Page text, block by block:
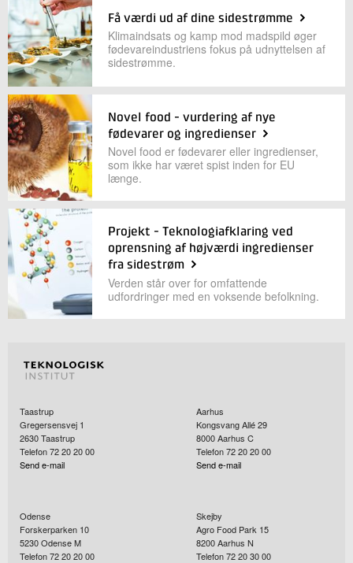
Send
Få værdi ud af dine sidestrømme
Klimaindsats og kamp mod madspild øger
fødevareindustriens fokus på udnyttelsen af
sidestrømme.
Novel food - vurdering af nye
fødevarer og ingredienser
Novel food er fødevarer eller ingredienser,
som ikke har været spist inden for EU
længe.
Projekt - Teknologiafklaring ved
oprensning af højværdi ingredienser
fra sidestrøm
Verden står over for omfattende
udfordringer med en voksende befolkning.
Taastrup
Gregersensvej 1
2630Taastrup
Telefon 72 20 20 00
Send e-mail
Aarhus
Kongsvang Allé 29
8000Aarhus C
Telefon 72 20 20 00
Send e-mail
Odense
Forskerparken 10
5230Odense M
Telefon 72 20 20 00
Skejby
Agro Food Park 15
8200Aarhus N
Telefon 72 20 30 00